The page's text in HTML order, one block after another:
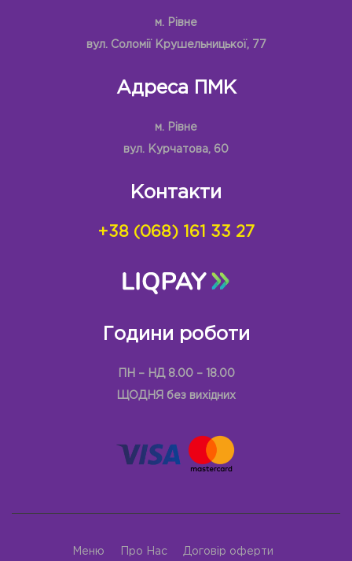
м. Рівне
вул. Соломії Крушельницької, 77
Адреса ПМК
м. Рівне
вул. Курчатова, 60
Контакти
+38 (068) 161 33 27
Години роботи
ПН – НД 8.00 – 18.00
ЩОДНЯ без вихідних
Меню Про Нас Договір оферти